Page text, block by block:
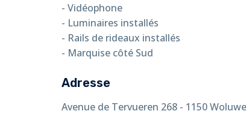
- Vidéophone
- Luminaires installés
- Rails de rideaux installés
- Marquise côté Sud
Adresse
Avenue de Tervueren 268 - 1150